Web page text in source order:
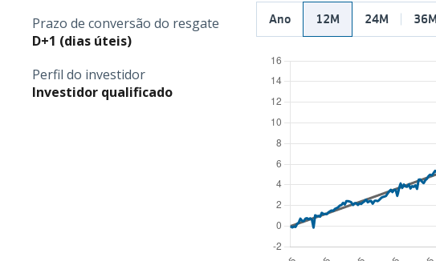
Prazo de conversão do resgate
D+1 (dias úteis)
Perfil do investidor
Investidor qualificado
Ano 12M 24M